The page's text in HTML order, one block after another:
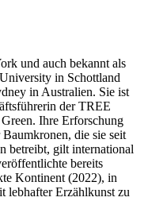
und auch bekannt als
in Schottland
in Australien. Sie ist
der TREE
Ihre Erforschung
die sie seit
betreibt, gilt international
bereits
Kontinent (2022), in
lebhafter Erzählkunst zu